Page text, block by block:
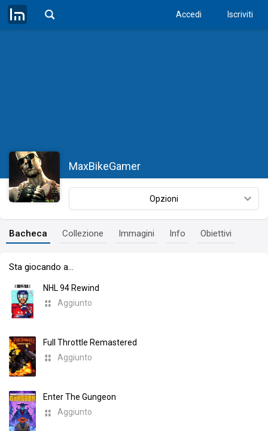
Accedi Iscriviti
MaxBikeGamer
Opzioni
Bacheca Collezione Immagini Info Obiettivi
Sta giocando a…
NHL 94 Rewind
Aggiunto
Full Throttle Remastered
Aggiunto
Enter The Gungeon
Aggiunto